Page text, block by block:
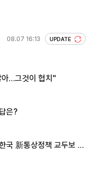
08.07 16:13 UPDATE
…그것이 협치"
은?
국 新통상정책 교두보 활